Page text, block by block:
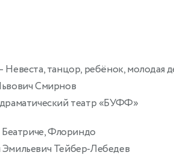
Невеста, танцор, ребёнок, молодая
Смирнов
театр «БУФФ»
Флориндо
Тейбер-Лебедев